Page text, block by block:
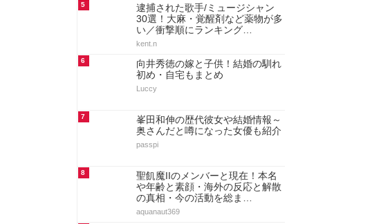
5
逮捕された歌手/ミュージシャン
30選！大麻・覚醒剤など薬物が多
い／衝撃順にランキング…
kent.n
6
向井秀徳の嫁と子供！結婚の馴れ
初め・自宅もまとめ
Luccy
7
峯田和伸の歴代彼女や結婚情報～
奥さんだと噂になった女優も紹介
passpi
8
聖飢魔IIのメンバーと現在！本名
や年齢と素顔・海外の反応と解散
の真相・今の活動を総ま…
aquanaut369